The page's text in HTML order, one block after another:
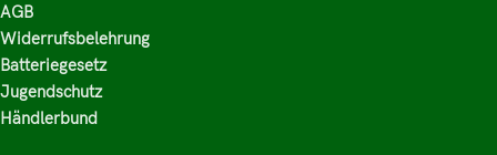
AGB
Widerrufsbelehrung
Batteriegesetz
Jugendschutz
Händlerbund